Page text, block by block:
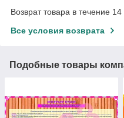
Возврат товара в течение
Все условия возврата
Подобные товары